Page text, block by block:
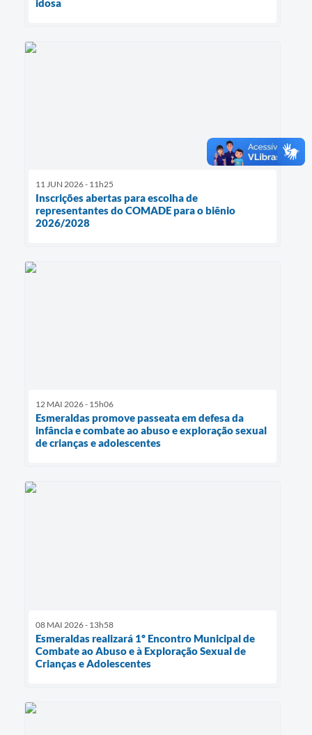
idosa
11 JUN 2026 - 11h25
Inscrições abertas para escolha de
representantes do COMADE para o biênio
2026/2028
12 MAI 2026 - 15h06
Esmeraldas promove passeata em defesa da
infância e combate ao abuso e exploração sexual
de crianças e adolescentes
08 MAI 2026 - 13h58
Esmeraldas realizará 1º Encontro Municipal de
Combate ao Abuso e à Exploração Sexual de
Crianças e Adolescentes